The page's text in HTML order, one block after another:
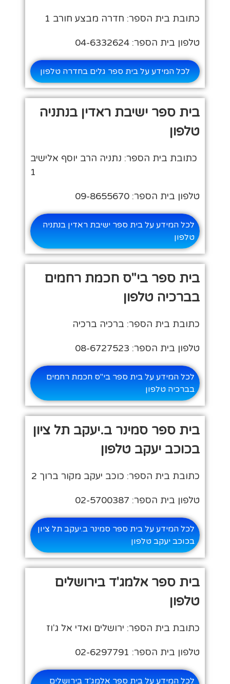
כתובת בית הספר: חדרה מבצע חורב 1
טלפון בית הספר: 04-6332624
לכל המידע על בית ספר גלים בחדרה טלפון
בית ספר ישיבת ראדין בנתניה
טלפון
כתובת בית הספר: נתניה הרב יוסף אלישיב
1
טלפון בית הספר: 09-8655670
לכל המידע על בית ספר ישיבת ראדין בנתניה
טלפון
בית ספר בי"ס חכמת רחמים
בברכיה טלפון
כתובת בית הספר: ברכיה ברכיה
טלפון בית הספר: 08-6727523
לכל המידע על בית ספר בי"ס חכמת רחמים
בברכיה טלפון
בית ספר סמינר ב.יעקב תל ציון
בכוכב יעקב טלפון
כתובת בית הספר: כוכב יעקב מקור ברוך 2
טלפון בית הספר: 02-5700387
לכל המידע על בית ספר סמינר ב.יעקב תל ציון
בכוכב יעקב טלפון
בית ספר אלמג'ד בירושלים
טלפון
כתובת בית הספר: ירושלים ואדי אל ג'וז
טלפון בית הספר: 02-6297791
לכל המידע על בית ספר אלמג'ד בירושלים